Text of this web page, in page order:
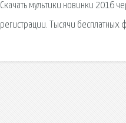
Скачать мультики новинки 2016
регистрации. Тысячи бесплатных